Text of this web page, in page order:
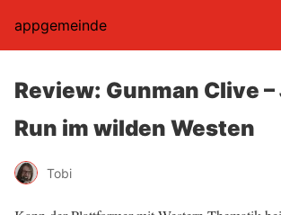
appgemeinde
Review: Gunman Clive –
Run im wilden Westen
Tobi